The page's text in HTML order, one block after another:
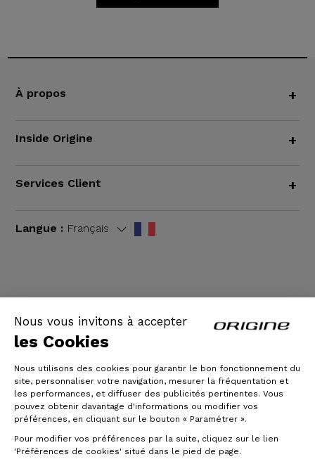
Nous vous invitons à accepter
les Cookies
Nous utilisons des cookies pour garantir le bon fonctionnement du
site, personnaliser votre navigation, mesurer la fréquentation et
les performances, et diffuser des publicités pertinentes. Vous
pouvez obtenir davantage d'informations ou modifier vos
préférences, en cliquant sur le bouton « Paramétrer ».
Pour modifier vos préférences par la suite, cliquez sur le lien
'Préférences de cookies' situé dans le pied de page.
À propos +
Inside Origine +
Services Client +
Langue : Français
© Origine Cycles